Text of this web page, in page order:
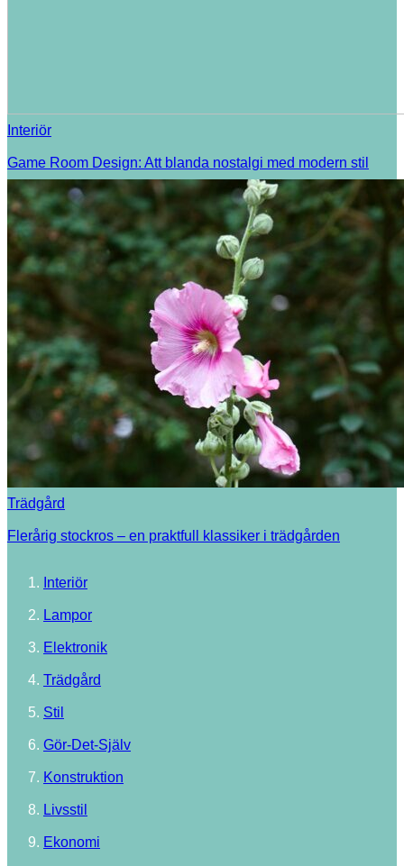
Interiör
Game Room Design: Att blanda nostalgi med modern stil
Trädgård
Flerårig stockros – en praktfull klassiker i trädgården
Interiör
Lampor
Elektronik
Trädgård
Stil
Gör-Det-Själv
Konstruktion
Livsstil
Ekonomi